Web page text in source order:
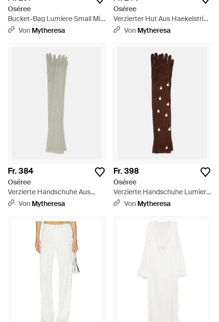
Oséree
Bucket-Bag Lumiere Small Mit
Kristallen - Weiß
Von Mytheresa
Oséree
Verzierter Hut Aus Haekelstrick
- Natur
Von Mytheresa
Fr. 384
Oséree
Verzierte Handschuhe Aus
Mesh - Weiß
Von Mytheresa
Fr. 398
Oséree
Verzierte Handschuhe Lumiere
- Braun
Von Mytheresa